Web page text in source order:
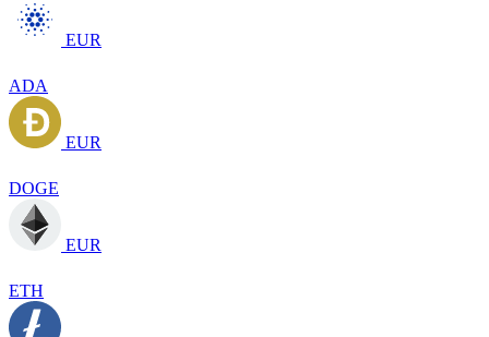
EUR
ADA
EUR
DOGE
EUR
ETH